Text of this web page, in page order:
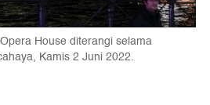
House diterangi selama
Kamis 2 Juni 2022.